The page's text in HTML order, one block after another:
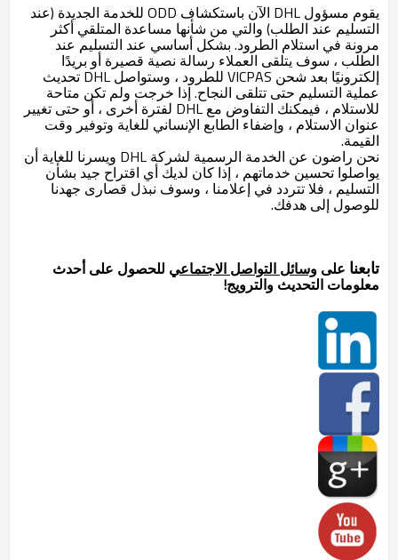
يقوم مسؤول DHL الآن باستكشاف ODD للخدمة الجديدة (عند
التسليم عند الطلب) والتي من شأنها مساعدة المتلقي أكثر
مرونة في استلام الطرود. بشكل أساسي عند التسليم عند
الطلب ، سوف يتلقى العملاء رسالة نصية قصيرة أو بريدًا
إلكترونيًا بعد شحن VICPAS للطرود ، وستواصل DHL تحديث
عملية التسليم حتى تتلقى النجاح. إذا خرجت ولم تكن متاحة
للاستلام ، فيمكنك التفاوض مع DHL لفترة أخرى ، أو حتى تغيير
عنوان الاستلام ، وإضفاء الطابع الإنساني للغاية وتوفير وقت
القيمة.
نحن راضون عن الخدمة الرسمية لشركة DHL ويسرنا للغاية أن
يواصلوا تحسين خدماتهم ، إذا كان لديك أي اقتراح جيد بشأن
التسليم ، فلا تتردد في إعلامنا ، وسوف نبذل قصارى جهدنا
للوصول إلى هدفك.
تابعنا على وسائل التواصل الاجتماعي للحصول على أحدث
معلومات التحديث والترويج!